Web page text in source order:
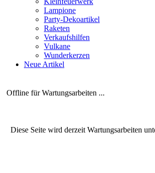
Lampione
Party-Dekoartikel
Raketen
Verkaufshilfen
Vulkane
Wunderkerzen
Neue Artikel
Offline für Wartungsarbeiten ...
Diese Seite wird derzeit Wartungsarbeiten